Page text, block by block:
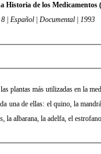
Historia de los Medicamentos
| Español | Documental | 1993
plantas más utilizadas en la
una de ellas: el quino, la
la albarana, la adelfa, el